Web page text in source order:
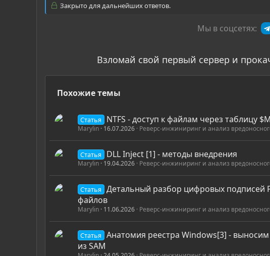
Закрыто для дальнейших ответов.
Мы в соцсетях:
Взломай свой первый сервер и
Похожие темы
Статья NTFS - доступ к файлам через таблицу
Marylin 16.07.2026 Реверс-инжиниринг и анализ
Статья DLL Inject [1] - методы внедрения
Marylin 19.04.2026 Реверс-инжиниринг и анализ
Статья
Детальный разбор цифровых подписей
файлов
Marylin 11.06.2026 Реверс-инжиниринг и анализ
Статья
Анатомия реестра Windows[3] -
из SAM